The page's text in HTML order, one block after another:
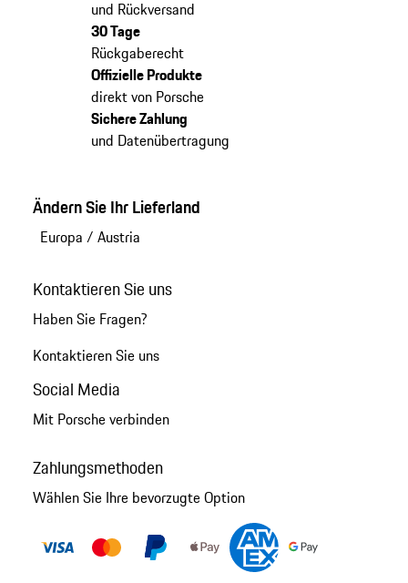
und Rückversand
30 Tage
Rückgaberecht
Offizielle Produkte
direkt von Porsche
Sichere Zahlung
und Datenübertragung
Ändern Sie Ihr Lieferland
Europa / Austria
Kontaktieren Sie uns
Haben Sie Fragen?
Kontaktieren Sie uns
Social Media
Mit Porsche verbinden
Zahlungsmethoden
Wählen Sie Ihre bevorzugte Option